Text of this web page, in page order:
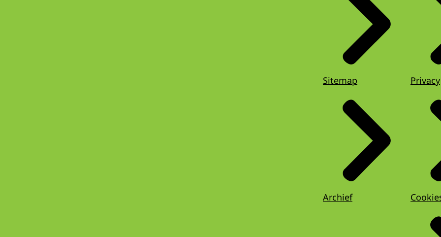
Sitemap
Archief
Privacy